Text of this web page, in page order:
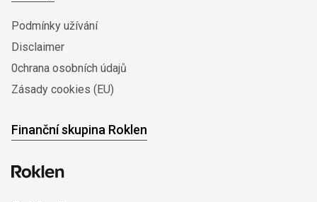
Podmínky užívání
Disclaimer
0chrana osobních údajů
Zásady cookies (EU)
Finanční skupina Roklen